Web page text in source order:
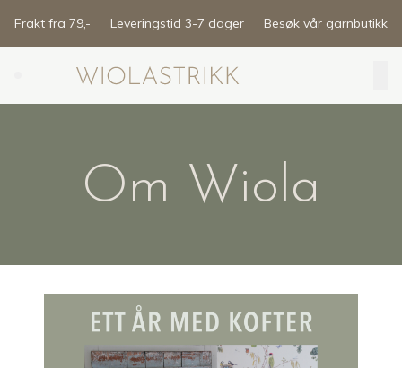
Frakt fra 79,- Leveringstid 3-7 dager Besøk vår garnbutikk
Search (⌘K)
Om Wiola